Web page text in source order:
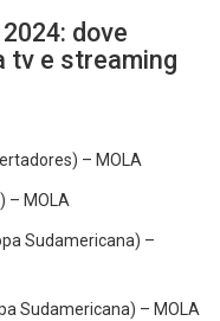
dove
tv e streaming
– MOLA
– MOLA
Sudamericana) –
Sudamericana) – MOLA